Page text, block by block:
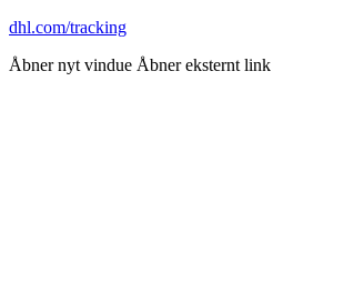
dhl.com/tracking
Åbner nyt vindue Åbner eksternt link